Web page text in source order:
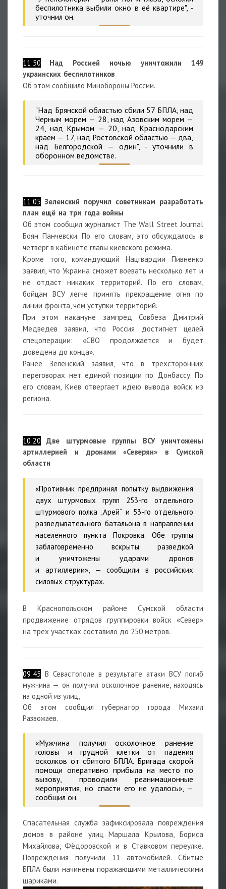
беспилотника выбили окно в её квартире", -
уточнил он.
11:50
Над Россией ночью уничтожили 149
украинских беспилотников
Об этом сообщило Минобороны России.
"Над Брянской областью сбили 57 БПЛА, над
Черным морем — 28, над Азовским морем —
24, над Крымом — 20, над Краснодарским
краем — 17, над Ростовской областью — два,
над Белгородской — один", - уточнили в
оборонном ведомстве.
11:05 Зеленский поручил советникам разработать
план ещё на три года войны
Об этом сообщил журналист The Wall Street Journal
Боян Панчевски. По его словам, это обсуждалось в
четверг в кабинете главы киевского режима.
Кроме того, командующий Нацгвардии Пивненко
заявил, что Украина сможет воевать несколько лет и
не отдаст никаких территорий. По его словам,
бойцам ВСУ легче принять прекращение огня по
линии фронта, чем уступки территорий.
При этом накануне зампред Совбеза Дмитрий
Медведев заявил, что Россия достигнет целей
спецоперации: «СВО продолжается и будет
доведена до конца».
Ранее Зеленский заявил, что в трехсторонних
переговорах нет единой позиции по Донбассу. По
его словам, Киев отвергает идею вывода войск из
региона.
10:20
Две штурмовые группы ВСУ уничтожены
артиллерией и дронами «Северян» в Сумской
области
«Противник предпринял попытку выдвижения
двух штурмовых групп 253-го отдельного
штурмового полка „Арей“ и 53-го отдельного
разведывательного батальона в направлении
населенного пункта Покровка. Обе группы
заблаговременно вскрыты разведкой
и уничтожены ударами дронов
и артиллерии», —
сообщили в российских
силовых структурах.
В Краснопольском районе Сумской области
продвижение отрядов группировки войск «Север»
на трех участках составило до 250 метров.
09:45 В Севастополе в результате атаки ВСУ погиб
мужчина — он получил осколочное ранение, находясь
на одной из улиц,
Об этом сообщил губернатор города Михаил
Развожаев.
«Мужчина получил осколочное ранение
головы и грудной клетки от падения
осколков от сбитого БПЛА. Бригада скорой
помощи оперативно прибыла на место по
вызову, проводили реанимационные
мероприятия, но спасти его не удалось», —
сообщил он.
Спасательная служба зафиксировала повреждения
домов в районе улиц Маршала Крылова, Бориса
Михайлова, Фёдоровской и в Ставковом переулке.
Повреждения получили 11 автомобилей. Сбитые
БПЛА были начинены поражающими металлическими
шариками.